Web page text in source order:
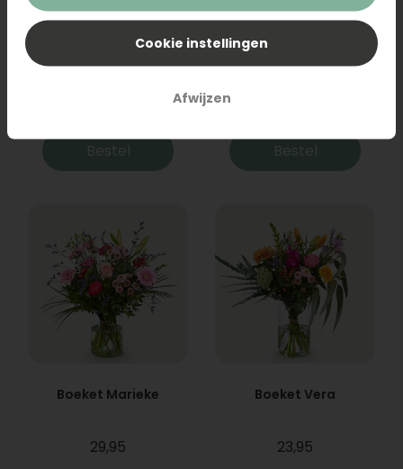
Boeket Raya
Bestel
Sanseveria
Bestel
Boeket Marieke
29,95
Boeket Vera
23,95
Cookie instellingen
Afwijzen